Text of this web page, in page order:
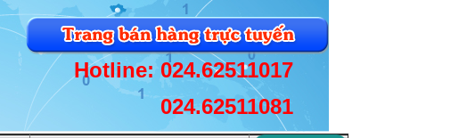
Hotline: 024.62511017
024.62511081